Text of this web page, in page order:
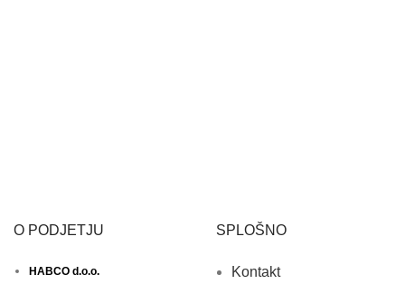
O PODJETJU
HABCO d.o.o.
SPLOŠNO
Kontakt